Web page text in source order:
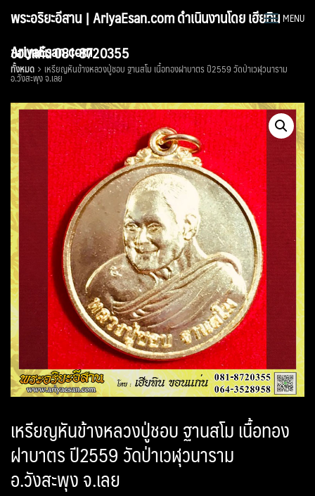
พระอริยะอีสาน | AriyaEsan.com ดำเนินงานโดย เฮียทิน
ขอนแก่น 081-8720355
MENU
AriyaEsan.com
ทั้งหมด เหรียญหันข้างหลวงปู่ชอบ ฐานสโม เนื้อทองฝาบาตร ปี2559 วัดป่าเวฬุวนาราม
อ.วังสะพุง จ.เลย
เหรียญหันข้างหลวงปู่ชอบ ฐานสโม เนื้อทอง
ฝาบาตร ปี2559 วัดป่าเวฬุวนาราม
อ.วังสะพุง จ.เลย